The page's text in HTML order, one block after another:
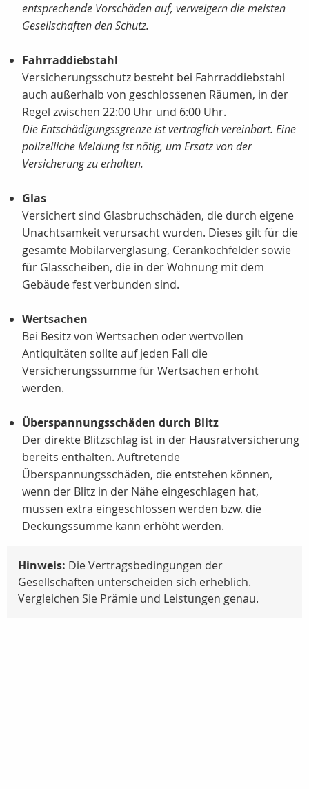
entsprechende Vorschäden auf, verweigern die meisten
Gesellschaften den Schutz.
Fahrraddiebstahl
Versicherungsschutz besteht bei Fahrraddiebstahl
auch außerhalb von geschlossenen Räumen, in der
Regel zwischen 22:00 Uhr und 6:00 Uhr.
Die Entschädigungssgrenze ist vertraglich vereinbart. Eine
polizeiliche Meldung ist nötig, um Ersatz von der
Versicherung zu erhalten.
Glas
Versichert sind Glasbruchschäden, die durch eigene
Unachtsamkeit verursacht wurden. Dieses gilt für die
gesamte Mobilarverglasung, Cerankochfelder sowie
für Glasscheiben, die in der Wohnung mit dem
Gebäude fest verbunden sind.
Wertsachen
Bei Besitz von Wertsachen oder wertvollen
Antiquitäten sollte auf jeden Fall die
Versicherungssumme für Wertsachen erhöht
werden.
Überspannungsschäden durch Blitz
Der direkte Blitzschlag ist in der Hausratversicherung
bereits enthalten. Auftretende
Überspannungsschäden, die entstehen können,
wenn der Blitz in der Nähe eingeschlagen hat,
müssen extra eingeschlossen werden bzw. die
Deckungssumme kann erhöht werden.
Hinweis: Die Vertragsbedingungen der
Gesellschaften unterscheiden sich erheblich.
Vergleichen Sie Prämie und Leistungen genau.